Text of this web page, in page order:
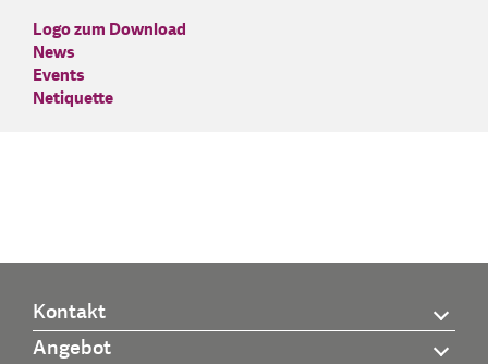
Logo zum Download
News
Events
Netiquette
Kontakt
Angebot